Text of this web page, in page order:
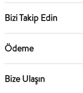
Bizi Takip Edin
Ödeme
Bize Ulaşın